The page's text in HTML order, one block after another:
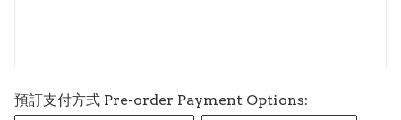
預訂支付方式 Pre-order Payment Options: